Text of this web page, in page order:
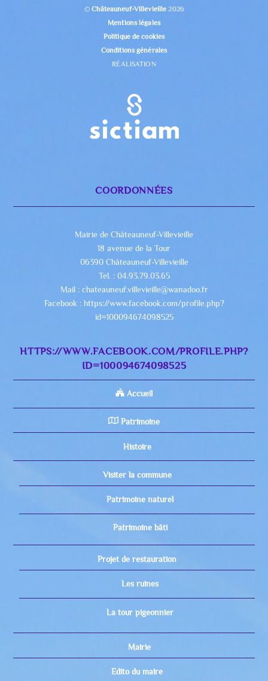
©Châteauneuf-Villevieille 2026
Mentions légales
Politique de cookies
Conditions générales
RÉALISATION
COORDONNÉES
Mairie de Châteauneuf-Villevieille
18 avenue de la Tour
06390 Châteauneuf-Villevieille
Tel. : 04.93.79.03.65
Mail : chateauneuf.villevieille@wanadoo.fr
Facebook : https://www.facebook.com/profile.php?
id=100094674098525
HTTPS://WWW.FACEBOOK.COM/PROFILE.PHP?
ID=100094674098525
Accueil
Patrimoine
Histoire
Visiter la commune
Patrimoine naturel
Patrimoine bâti
Projet de restauration
Les ruines
La tour pigeonnier
Mairie
Edito du maire